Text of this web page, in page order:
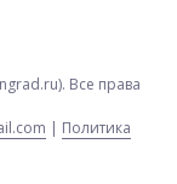
Все права
| Политика